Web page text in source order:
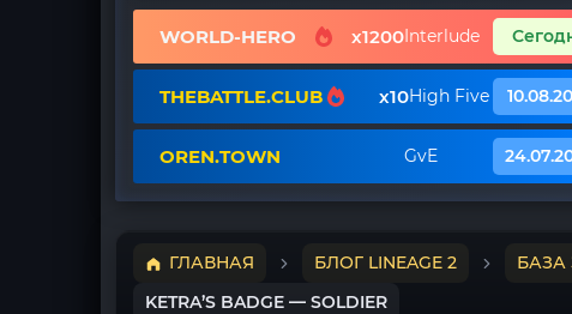
WORLD-HERO x1200Interlude
THEBATTLE.CLUB x10High Five
OREN.TOWN GvE
ГЛАВНАЯ БЛОГ LINEAGE 2 БАЗА
KETRA’S BADGE — SOLDIER